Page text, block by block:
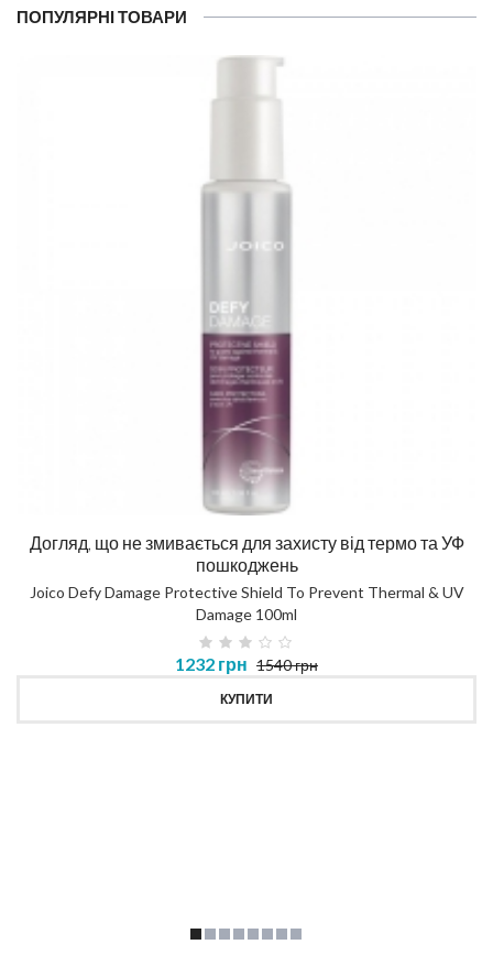
ПОПУЛЯРНІ ТОВАРИ
Догляд, що не змивається для захисту від термо та УФ
пошкоджень
Joico Defy Damage Protective Shield To Prevent Thermal & UV
Damage 100ml
1232 грн 1540 грн
КУПИТИ